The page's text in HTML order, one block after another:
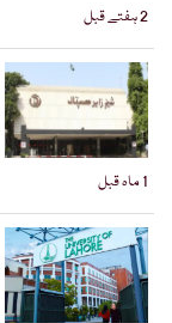
2 ہفتے قبل
1 ماہ قبل